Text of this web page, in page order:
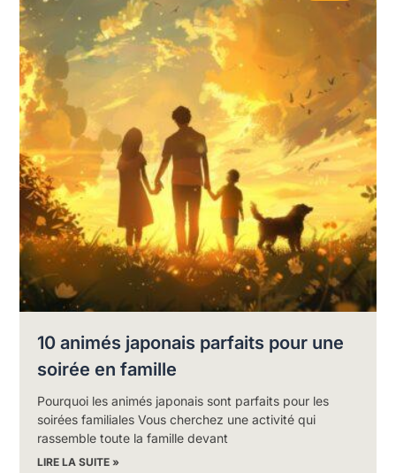
10 animés japonais parfaits pour une
soirée en famille
Pourquoi les animés japonais sont parfaits pour les
soirées familiales Vous cherchez une activité qui
rassemble toute la famille devant
LIRE LA SUITE »